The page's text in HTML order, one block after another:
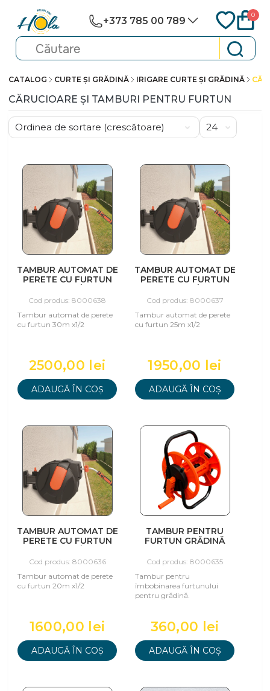
+373 785 00 789
0
CATALOG CURTE ȘI GRĂDINĂ IRIGARE CURTE ȘI GRĂDINĂ
CĂRUCIOARE ȘI TAMBURI PENTRU FURTUN
TAMBUR AUTOMAT DE
PERETE CU FURTUN
Cod produs: 8000638
Tambur automat de perete
cu furtun 30m x1/2
2500,00 lei
ADAUGĂ ÎN COȘ
TAMBUR AUTOMAT DE
PERETE CU FURTUN
Cod produs: 8000637
Tambur automat de perete
cu furtun 25m x1/2
1950,00 lei
ADAUGĂ ÎN COȘ
TAMBUR AUTOMAT DE
PERETE CU FURTUN
Cod produs: 8000636
Tambur automat de perete
cu furtun 20m x1/2
1600,00 lei
ADAUGĂ ÎN COȘ
TAMBUR PENTRU
FURTUN GRĂDINĂ
Cod produs: 8000635
Tambur pentru
îmbobinarea furtunului
pentru grădină.
360,00 lei
ADAUGĂ ÎN COȘ